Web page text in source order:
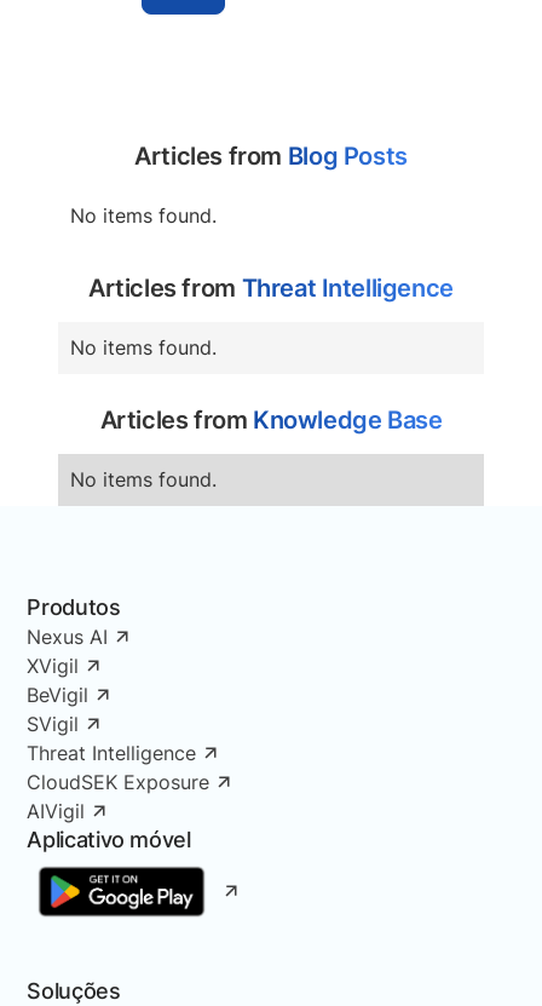
Articles from Blog Posts
No items found.
Articles from Threat Intelligence
No items found.
Articles from Knowledge Base
No items found.
Produtos
Nexus AI
XVigil
BeVigil
SVigil
Threat Intelligence
CloudSEK Exposure
AIVigil
Aplicativo móvel
Soluções